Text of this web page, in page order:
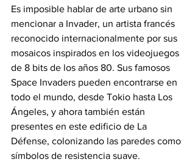
Es imposible hablar de arte urbano sin
mencionar a Invader, un artista francés
reconocido internacionalmente por sus
mosaicos inspirados en los videojuegos
de 8 bits de los años 80. Sus famosos
Space Invaders pueden encontrarse en
todo el mundo, desde Tokio hasta Los
Ángeles, y ahora también están
presentes en este edificio de La
Défense, colonizando las paredes como
símbolos de resistencia suave.